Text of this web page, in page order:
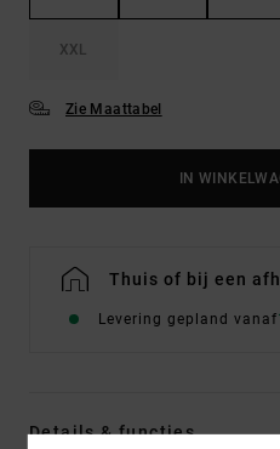
XXL
Zie Maattabel
IN
Thuis of bij een
Levering gepland vanaf
Details & functies